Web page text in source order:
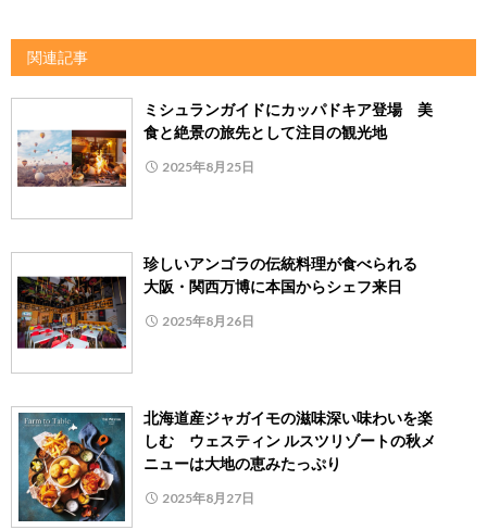
関連記事
ミシュランガイドにカッパドキア登場 美
食と絶景の旅先として注目の観光地
2025年8月25日
珍しいアンゴラの伝統料理が食べられる
大阪・関西万博に本国からシェフ来日
2025年8月26日
北海道産ジャガイモの滋味深い味わいを楽
しむ ウェスティン ルスツリゾートの秋メ
ニューは大地の恵みたっぷり
2025年8月27日